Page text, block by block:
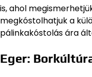
is, ahol
megkóstolhatjuk a
pálinkakóstolás ára
Eger: